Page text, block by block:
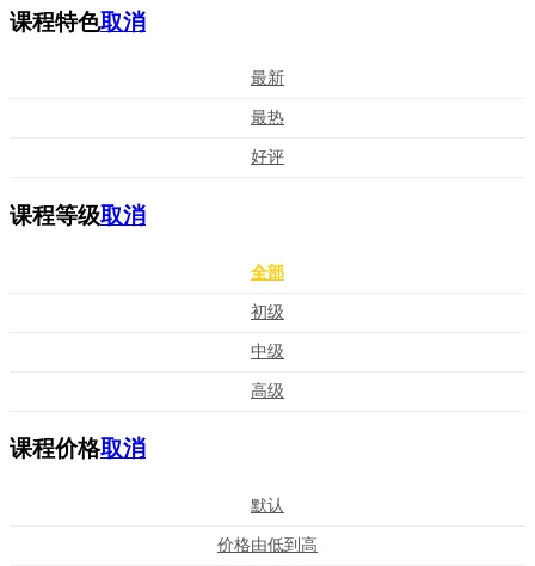
课程特色取消
最新
最热
好评
课程等级取消
全部
初级
中级
高级
课程价格取消
默认
价格由低到高